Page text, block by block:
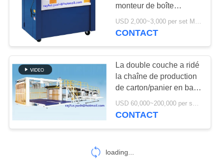
machine de
lamineur de
cannelure
12
machine de
8
monteur de boîte
enferment dans une
boîte attacher le
USD 2,000~3,000 per set MOQ:1 ensemble
CONTACT
La double couche a ridé
la chaîne de production
de carton/panier en bas
du duplex d'ajustement
d'empileur découpée
USD 60,000~200,000 per set MOQ:1 ensemble
CONTACT
loading...